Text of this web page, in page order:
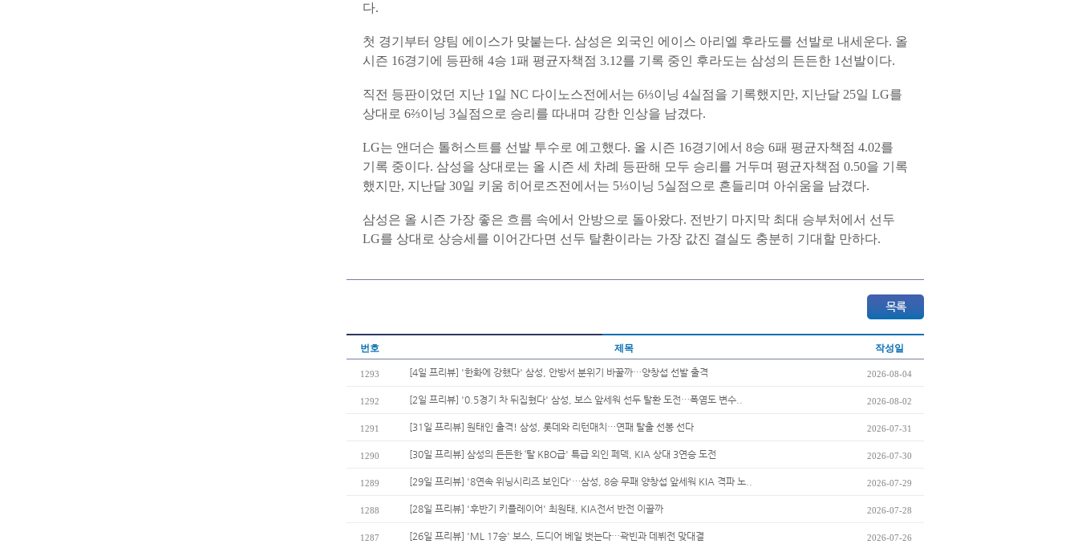
다.
첫 경기부터 양팀 에이스가 맞붙는다. 삼성은 외국인 에이스 아리엘 후라도를 선발로 내세운다. 올
시즌 16경기에 등판해 4승 1패 평균자책점 3.12를 기록 중인 후라도는 삼성의 든든한 1선발이다.
직전 등판이었던 지난 1일 NC 다이노스전에서는 6⅓이닝 4실점을 기록했지만, 지난달 25일 LG를
상대로 6⅔이닝 3실점으로 승리를 따내며 강한 인상을 남겼다.
LG는 앤더슨 톨허스트를 선발 투수로 예고했다. 올 시즌 16경기에서 8승 6패 평균자책점 4.02를
기록 중이다. 삼성을 상대로는 올 시즌 세 차례 등판해 모두 승리를 거두며 평균자책점 0.50을 기록
했지만, 지난달 30일 키움 히어로즈전에서는 5⅓이닝 5실점으로 흔들리며 아쉬움을 남겼다.
삼성은 올 시즌 가장 좋은 흐름 속에서 안방으로 돌아왔다. 전반기 마지막 최대 승부처에서 선두
LG를 상대로 상승세를 이어간다면 선두 탈환이라는 가장 값진 결실도 충분히 기대할 만하다.
번호 제목 작성일
1293 [4일 프리뷰] '한화에 강했다' 삼성, 안방서 분위기 바꿀까…양창섭 선발 출격 2026-08-04
1292 [2일 프리뷰] '0.5경기 차 뒤집혔다' 삼성, 보스 앞세워 선두 탈환 도전…폭염도 변수.. 2026-08-02
1291 [31일 프리뷰] 원태인 출격! 삼성, 롯데와 리턴매치…연패 탈출 선봉 선다 2026-07-31
1290 [30일 프리뷰] 삼성의 든든한 ‘탈 KBO급' 특급 외인 페덱, KIA 상대 3연승 도전 2026-07-30
1289 [29일 프리뷰] '8연속 위닝시리즈 보인다'…삼성, 8승 무패 양창섭 앞세워 KIA 격파 노.. 2026-07-29
1288 [28일 프리뷰] '후반기 키플레이어' 최원태, KIA전서 반전 이끌까 2026-07-28
1287 [26일 프리뷰] 'ML 17승' 보스, 드디어 베일 벗는다…곽빈과 데뷔전 맞대결 2026-07-26